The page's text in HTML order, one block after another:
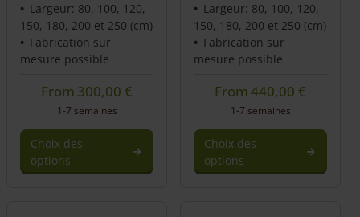
Largeur: 80, 100, 120,
150, 180, 200 et 250 (cm)
Fabrication sur
mesure possible
From 300,00€
1-7 semaines
Choix des
options
Largeur: 80, 100, 120,
150, 180, 200 et 250 (cm)
Fabrication sur
mesure possible
From440,00€
1-7 semaines
Choix des
options